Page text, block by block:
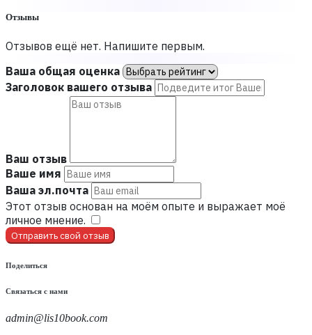
Отзывы
Отзывов ещё нет. Напишите первым.
Ваша общая оценка
Заголовок вашего отзыва
Ваш отзыв
Ваше имя
Ваша эл.почта
Этот отзыв основан на моём опыте и выражает моё
личное мнение.
Отправить свой отзыв
Поделиться
Связаться с нами
admin@lis10book.com